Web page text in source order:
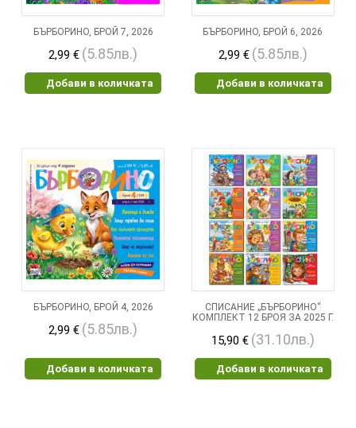
БЪРБОРИНО, БРОЙ 7, 2026
2,99 € (5.85лв.)
Добави в количката
БЪРБОРИНО, БРОЙ 6, 2026
2,99 € (5.85лв.)
Добави в количката
БЪРБОРИНО, БРОЙ 4, 2026
2,99 € (5.85лв.)
Добави в количката
СПИСАНИЕ „БЪРБОРИНО“
КОМПЛЕКТ 12 БРОЯ ЗА 2025 Г.
15,90 € (31.10лв.)
Добави в количката